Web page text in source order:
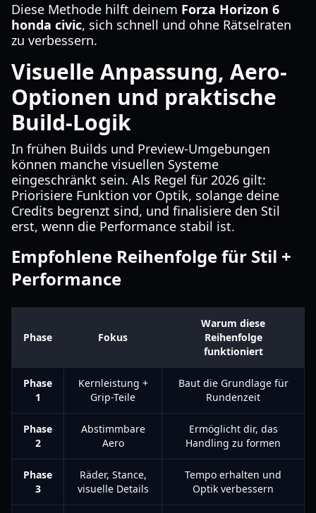
Diese Methode hilft deinem Forza Horizon 6
honda civic, sich schnell und ohne Rätselraten
zu verbessern.
Visuelle Anpassung, Aero-
Optionen und praktische
Build-Logik
In frühen Builds und Preview-Umgebungen
können manche visuellen Systeme
eingeschränkt sein. Als Regel für 2026 gilt:
Priorisiere Funktion vor Optik, solange deine
Credits begrenzt sind, und finalisiere den Stil
erst, wenn die Performance stabil ist.
Empfohlene Reihenfolge für Stil +
Performance
Phase Fokus
Warum diese
Reihenfolge
funktioniert
Phase
1
Kernleistung +
Grip-Teile
Baut die Grundlage für
Rundenzeit
Phase
2
Abstimmbare
Aero
Ermöglicht dir, das
Handling zu formen
Phase
3
Räder, Stance,
visuelle Details
Tempo erhalten und
Optik verbessern